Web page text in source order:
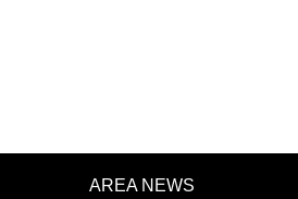
AREA NEWS